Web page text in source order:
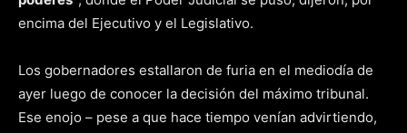
encima del Ejecutivo y el Legislativo.
Los gobernadores estallaron de furia en el mediodía de
ayer luego de conocer la decisión del máximo tribunal.
Ese enojo – pese a que hace tiempo venían advirtiendo,